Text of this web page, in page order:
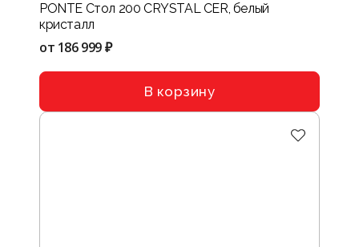
PONTE Стол 200 CRYSTAL CER, белый
кристалл
от 186 999 ₽
В корзину